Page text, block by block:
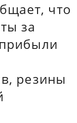
что
за
резины